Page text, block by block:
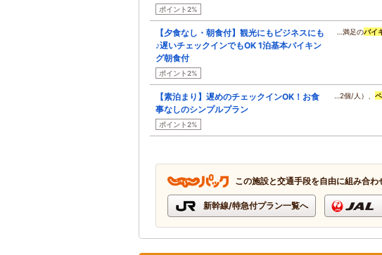
ポイント2%
【夕食なし・朝食付】観光にもビジネスにも
♪遅いチェックインでもOK 1泊基本バイキン
グ朝食付
ポイント2%
…満足のバイ
【素泊まり】遅めのチェックインOK！お食
事なしのシンプルプラン
ポイント2%
…2個/人）、
この施設と交通手段を自由に組み合
新幹線/特急付プラン一覧へ